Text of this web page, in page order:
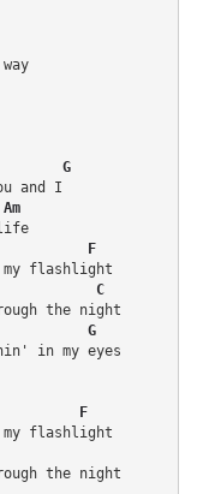
G
and I
Am
life
F
flashlight
  C
the night
    G
in my eyes
  F
flashlight
the night